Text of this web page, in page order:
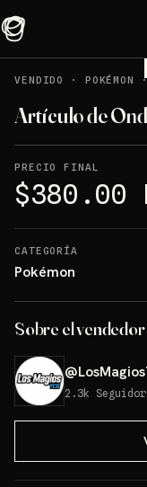
VENDIDO
· POKÉMON
Artículo de
PRECIO FINAL
$380.00
CATEGORÍA
Pokémon
Sobre el vendedor
@
2.3k